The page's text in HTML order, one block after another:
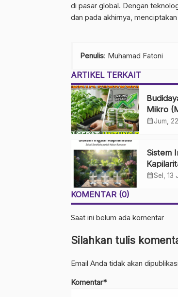
di pasar global. Dengan
dan pada akhirnya,
Penulis: Muhamad Fatoni
ARTIKEL TERKAIT
Mikro
Panen
calendar_monthJum,
Sistem
calendar_monthSel, 13
KOMENTAR (0)
Saat ini belum ada komentar
Silahkan tulis
Email Anda tidak akan
Komentar*